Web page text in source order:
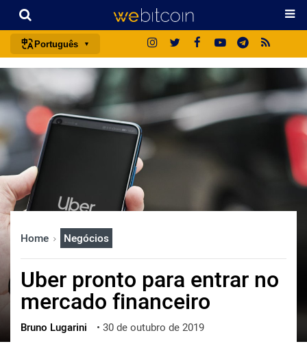
Português
português (BR)
english
español
français
日本語
русский
العربية
ไทย
ქართული
Home Negócios
Uber pronto para entrar no
mercado financeiro
Bruno Lugarini • 30 de outubro de 2019